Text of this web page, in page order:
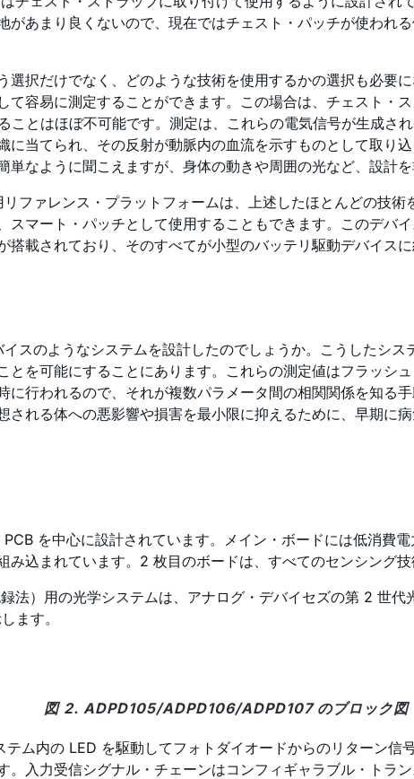
あまり良くないので、現在ではチェスト・パッチが使われ
択だけでなく、どのような技術を使用するかの選択も必要
容易に測定することができます。この場合は、チェスト・
ことはほぼ不可能です。測定は、これらの電気信号が生成さ
当てられ、その反射が動脈内の血流を示すものとして取り
なように聞こえますが、身体の動きや周囲の光など、設計
ファレンス・プラットフォームは、上述したほとんどの技
マート・パッチとして使用することもできます。このデバ
載されており、そのすべてが小型のバッテリ駆動デバイスに
スのようなシステムを設計したのでしょうか。こうしたシ
を可能にすることにあります。これらの測定値はフラッシ
に行われるので、それが複数パラメータ間の相関関係を知る
れる体への悪影響や損害を最小限に抑えるために、早期に
を中心に設計されています。メイン・ボードには低消費
込まれています。2 枚目のボードは、すべてのセンシング技
法）用の光学システムは、アナログ・デバイセズの第 2 世代
ます。
図 2. ADPD105/ADPD106/ADPD107 のブロック図
ム内の LED を駆動してフォトダイオードからのリターン信
。入力受信シグナル・チェーンはコンフィギャラブル・トラ